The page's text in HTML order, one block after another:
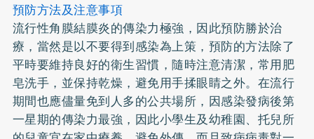
預防方法及注意事項
流行性角膜結膜炎的傳染力極強，因此預防勝於治
療，當然是以不要得到感染為上策，預防的方法除了
平時要維持良好的衛生習慣，隨時注意清潔，常用肥
皂洗手，並保持乾燥，避免用手揉眼睛之外。在流行
期間也應儘量免到人多的公共場所，因感染發病後第
一星期的傳染力最強，因此小學生及幼稚園、托兒所